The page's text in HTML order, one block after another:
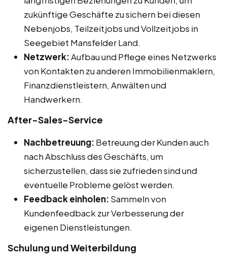
zukünftige Geschäfte zu sichern bei diesen
Nebenjobs, Teilzeitjobs und Vollzeitjobs in
Seegebiet Mansfelder Land.
Netzwerk:Aufbau und Pflege eines Netzwerks
von Kontakten zu anderen Immobilienmaklern,
Finanzdienstleistern, Anwälten und
Handwerkern.
After-Sales-Service
Nachbetreuung: Betreuung der Kunden auch
nach Abschluss des Geschäfts, um
sicherzustellen, dass sie zufrieden sind und
eventuelle Probleme gelöst werden.
Feedback einholen: Sammeln von
Kundenfeedback zur Verbesserung der
eigenen Dienstleistungen.
Schulung und Weiterbildung